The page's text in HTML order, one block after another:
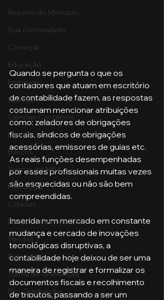
Resumo do Mercado
Sua comunidade
Começar
Educação
Emprego
Gestão
Ciências Contábeis
Direito
Bancos
Turmas de MBA
Psicologia
Cidades
Datas Comemorativas
Vendas
Pecuária
Turma de Graduação
Pós-Graduação
Quando se pergunta o que os
contadores que atuam em escritório
de contabilidade fazem, as respostas
costumam mencionar atribuições
como: zeladores de obrigações
fiscais, síndicos de obrigações
acessórias, emissores de guias etc.
As reais funções desempenhadas
por esses profissionais muitas vezes
são esquecidas ou não são bem
compreendidas.
Inserida num mercado em constante
mudança e cercado de inovações
tecnológicas disruptivas, a
contabilidade hoje deixou de ser uma
maneira de registrar e formalizar os
documentos fiscais e recolhimento
de tributos, passando a ser um